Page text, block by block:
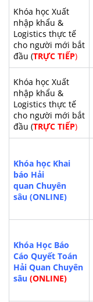
Khóa học Xuất
nhập khẩu &
Logistics thực tế
cho người mới bắt
đầu (TRỰC TIẾP)
Khóa học Xuất
nhập khẩu &
Logistics thực tế
cho người mới bắt
đầu (TRỰC TIẾP)
Khóa học Khai
báo Hải
quan Chuyên
sâu (ONLINE)
Khóa Học Báo
Cáo Quyết Toán
Hải Quan Chuyên
sâu (ONLINE)